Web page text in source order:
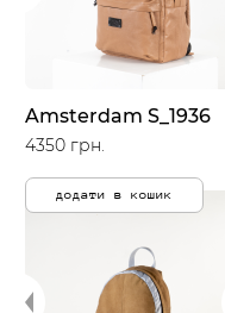
Amsterdam S_1936
4350 грн.
додати в кошик